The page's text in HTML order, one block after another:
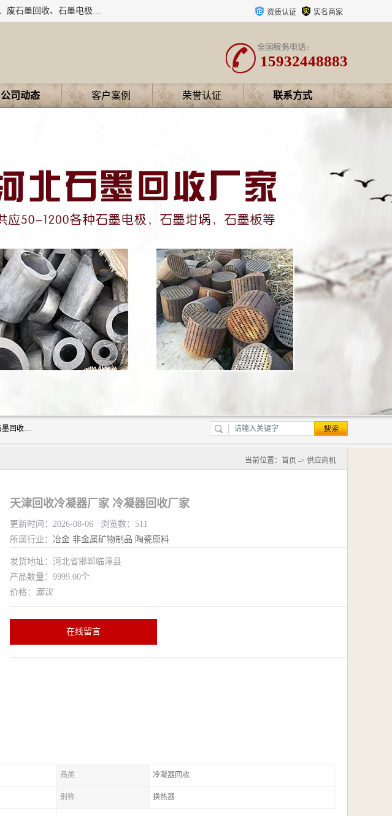
河北石墨回收厂家昊联碳素有限公司主要经营业务：石墨粉子回收、废石墨方子回收、高纯废石墨回收、废石墨回收、石墨电极回收、废石墨板回收、石墨增碳剂、单晶硅石墨、单晶硅石墨回收、废多晶硅石墨、废多晶硅石墨回收、废高纯石墨回收、废石墨、废石墨棒、废石墨棒回收、废石墨换热器回收、高纯石墨回收、石墨粉回收、石墨换热器回收、石墨纸回收、回收石墨板、回收石墨电极、石墨板回收、石墨回收。 资质认证 实名商家
15932448883
公司动态 客户案例 荣誉认证 联系方式
河北石墨回收厂家昊联碳素有限公司主要经营业务：石墨粉子回收、废石墨方子回收、高纯废石墨回收、废石墨回收、石墨电极回收、废石墨板回收、石墨增碳剂、单晶硅石墨、单晶硅石墨回收、废多晶硅石墨、废多晶硅石墨回收、废高纯石墨回收、废石墨、废石墨棒、废石墨棒回收、废石墨换热器回收、高纯石墨回收、石墨粉回收、石墨换热器回收、石墨纸回收、回收石墨板、回收石墨电极、石墨板回收、石墨回收。
当前位置： 首页 -> 供应商机
天津回收冷凝器厂家 冷凝器回收厂家
更新时间：2026-08-06 浏览数：511
所属行业： 冶金 非金属矿物制品 陶瓷原料
发货地址：河北省邯郸临漳县
产品数量：9999.00个
价格： 面议
在线留言
品类 冷凝器回收
别称 换热器